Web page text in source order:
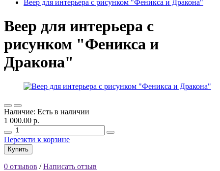
Веер для интерьера с рисунком "Феникса и Дракона"
Веер для интерьера с
рисунком "Феникса и
Дракона"
Наличие: Есть в наличии
1 000.00 р.
Перезкти к корзине
Купить
0 отзывов /Написать отзыв